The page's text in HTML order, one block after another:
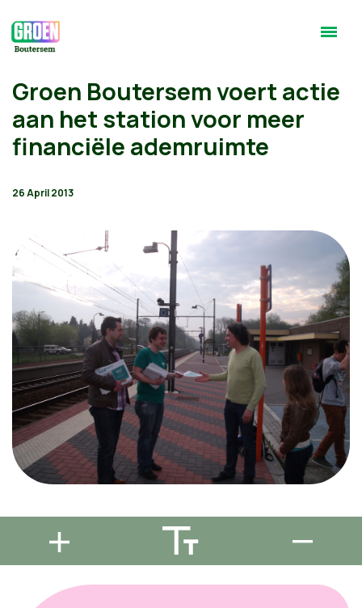
Groen Boutersem voert actie
aan het station voor meer
financiële ademruimte
26 April 2013